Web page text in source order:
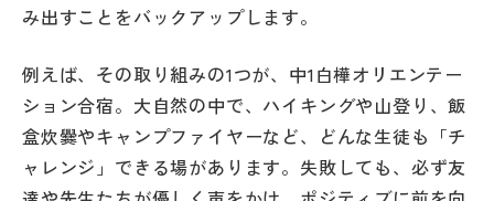
運営会社
み出すことをバックアップします。
例えば、その取り組みの1つが、中1白樺オリエンテー
ション合宿。大自然の中で、ハイキングや山登り、飯
盒炊爨やキャンプファイヤーなど、どんな生徒も「チ
ャレンジ」できる場があります。失敗しても、必ず友